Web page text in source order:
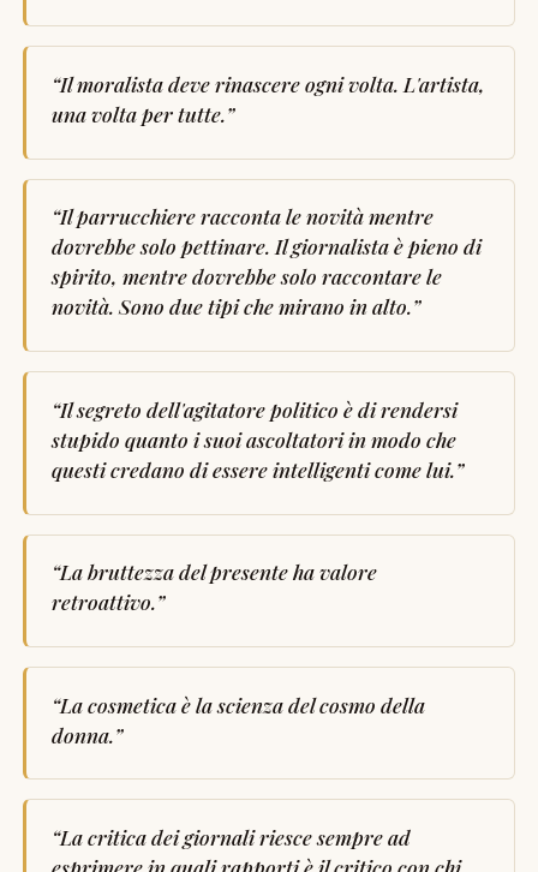
“Il moralista deve rinascere ogni volta. L'artista,
una volta per tutte.”
“Il parrucchiere racconta le novità mentre
dovrebbe solo pettinare. Il giornalista è pieno di
spirito, mentre dovrebbe solo raccontare le
novità. Sono due tipi che mirano in alto.”
“Il segreto dell'agitatore politico è di rendersi
stupido quanto i suoi ascoltatori in modo che
questi credano di essere intelligenti come lui.”
“La bruttezza del presente ha valore
retroattivo.”
“La cosmetica è la scienza del cosmo della
donna.”
“La critica dei giornali riesce sempre ad